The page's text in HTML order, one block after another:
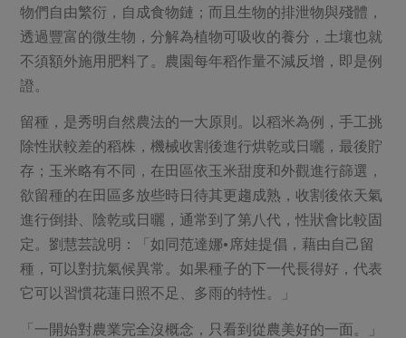
物們自由繁衍，自成食物鏈；而且生物的排泄物與殘體，
透過豐富的微生物，分解為植物可吸收的養分，土壤也就
不須額外施用肥料了。農園每年稻作量不減反增，即是例
證。
留種，是秀明自然農法的一大原則。以稻米為例，手工挑
除性狀較差的稻株，機械收割後進行烘乾或日曬，最後貯
存；玉米略有不同，在田區依玉米甜度和外觀進行篩選，
欲留種的在田區多放些時日待其更趨成熟，收割後依天氣
進行倒掛、陰乾或日曬，通常到了第八代，性狀會比較固
定。劉慧芸說明：「如同范達娜•席娃提倡，藉由自己留
種，可以對抗氣候異常。如果種子的下一代長得好，代表
它可以習慣花蓮日照不足、多雨的特性。」
「一開始對農業完全沒概念，只看到從農美好的一面。」